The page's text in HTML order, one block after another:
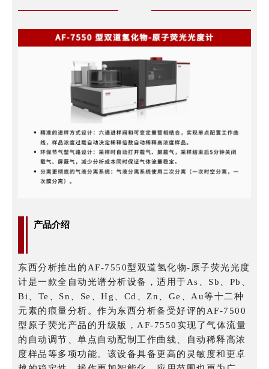
产品介绍
东西分析推出的AF-7550型双道氢化物-原子荧光光度
计是一款全自动光谱分析设备，适用于As、Sb、Pb、
Bi、Te、Sn、Se、Hg、Cd、Zn、Ge、Au等十二种
元素的痕量分析。作为东西分析备受好评的AF-7500
型原子荧光产品的升级版，AF-7550实现了气体流量
的自动调节、单点自动配制工作曲线、自动稀释高浓
度样品等多项功能。该设备具备更高的灵敏度和更卓